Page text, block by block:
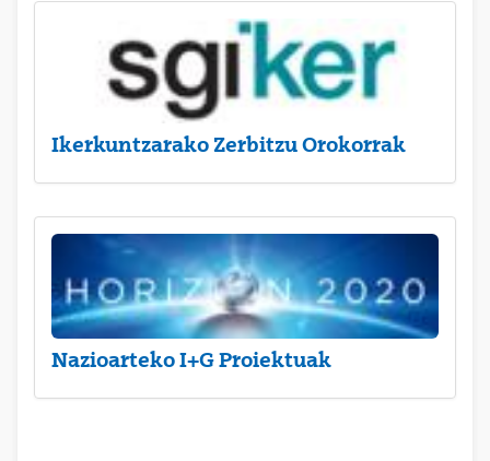
Ikerkuntzarako Zerbitzu Orokorrak
Nazioarteko I+G Proiektuak